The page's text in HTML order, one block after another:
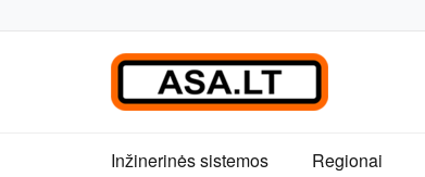
Inžinerinės sistemos Regionai